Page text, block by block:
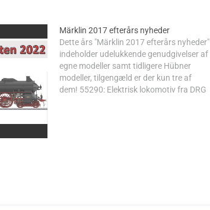
Märklin 2017 efterårs nyheder
Dette års "Märklin 2017 efterårs nyheder"
indeholder udelukkende genudgivelser af
egne modeller samt tidligere Hübner
modeller, tilgengæld er der kun tre af
dem! 55290: Elektrisk lokomotiv fra DRG